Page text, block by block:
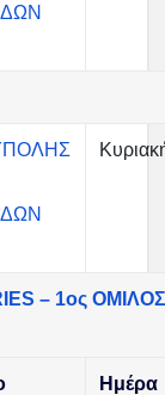
– 1ος
Ημέρα